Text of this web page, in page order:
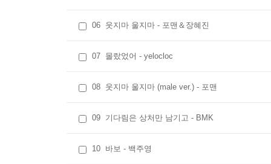
06 웃지마 울지마 - 포맨＆장혜진
07 몰랐었어 - yelocloc
08 웃지마 울지마 (male ver.) - 포맨
09 기다림은 상처만 남기고 - BMK
10 바보 - 백주영